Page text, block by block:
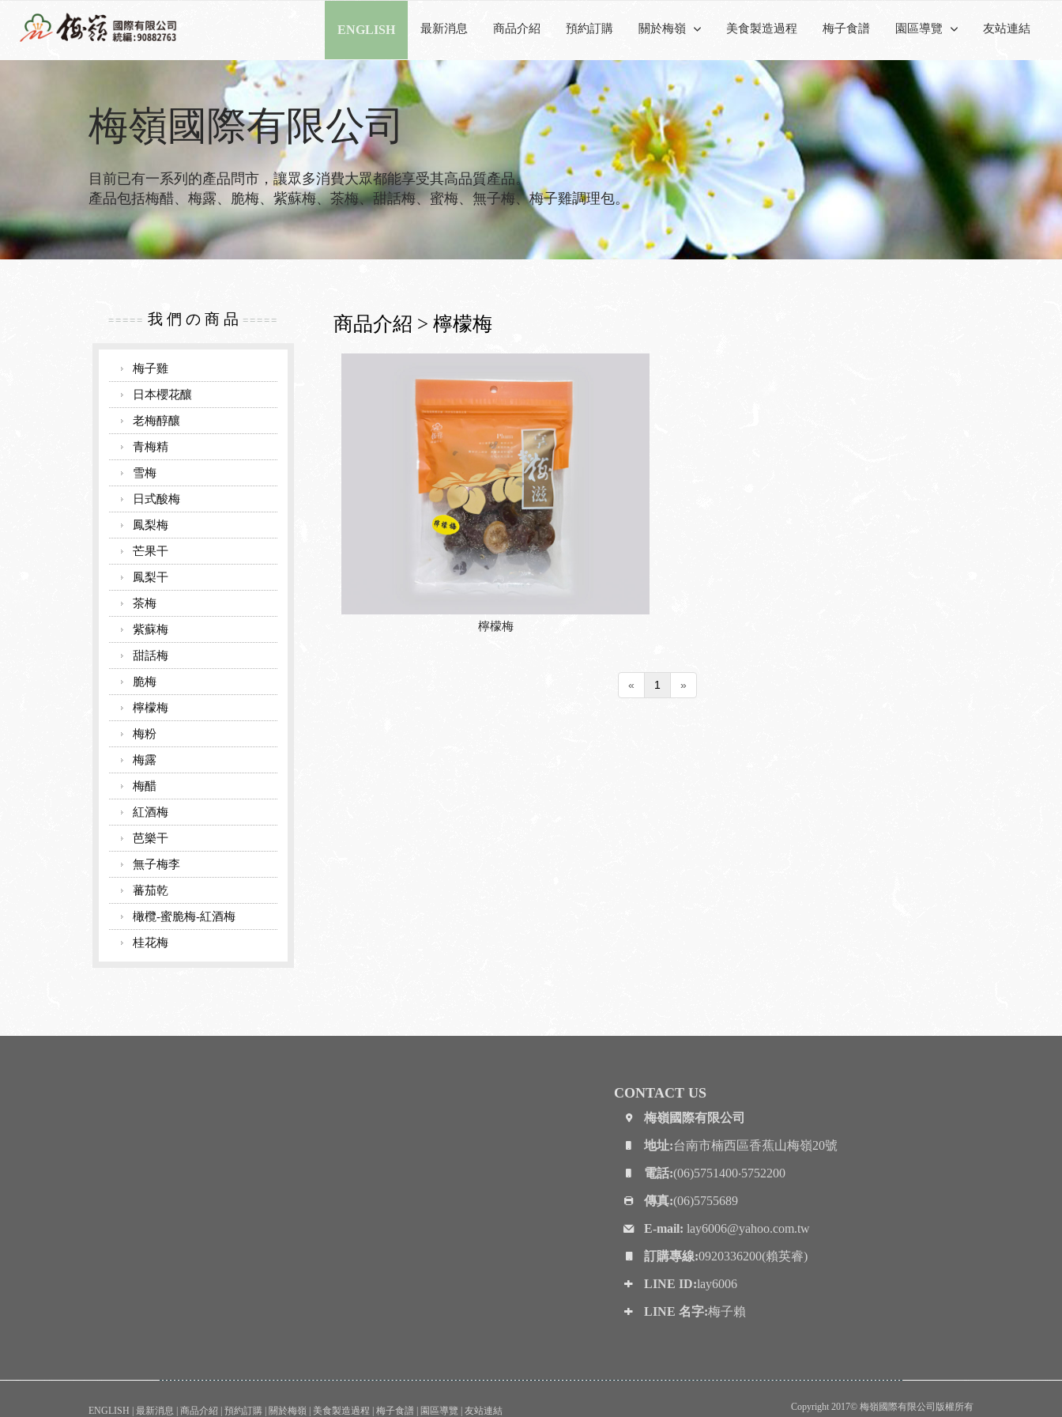
ENGLISH 最新消息 商品介紹 預約訂購 關於梅嶺 美食製造過程 梅子食譜 園區導覽 友站連結
梅嶺國際有限公司
目前已有一系列的產品問市，讓眾多消費大眾都能享受其高品質產品。
產品包括梅醋、梅露、脆梅、紫蘇梅、茶梅、甜話梅、蜜梅、無子梅、梅子雞調理包。
商品介紹 > 檸檬梅
檸檬梅
« 1 »
===== 我 們 の 商 品 =====
梅子雞
日本櫻花釀
老梅醇釀
青梅精
雪梅
日式酸梅
鳳梨梅
芒果干
鳳梨干
茶梅
紫蘇梅
甜話梅
脆梅
檸檬梅
梅粉
梅露
梅醋
紅酒梅
芭樂干
無子梅李
蕃茄乾
橄欖-蜜脆梅-紅酒梅
桂花梅
CONTACT US
梅嶺國際有限公司
地址:台南市楠西區香蕉山梅嶺20號
電話:(06)5751400‧5752200
傳真:(06)5755689
E-mail: lay6006@yahoo.com.tw
訂購專線:0920336200(賴英睿)
LINE ID:lay6006
LINE 名字:梅子賴
ENGLISH 最新消息 商品介紹 預約訂購 關於梅嶺 美食製造過程 梅子食譜 園區導覽 友站連結 Copyright 2017© 梅嶺國際有限公司版權所有